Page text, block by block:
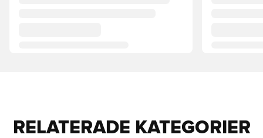
RELATERADE KATEGORIER